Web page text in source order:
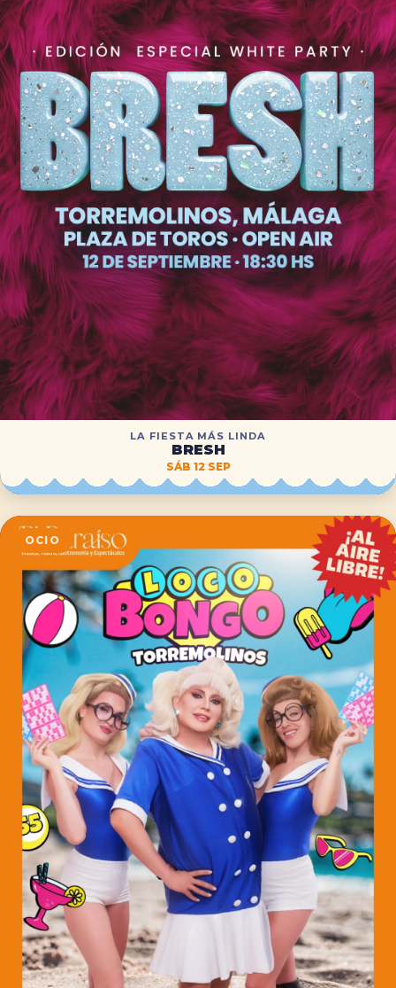
LA FIESTA MÁS LINDA
BRESH
SÁB 12 SEP
OCIO